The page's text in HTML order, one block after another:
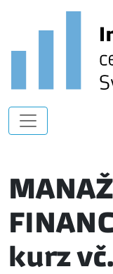
kurz